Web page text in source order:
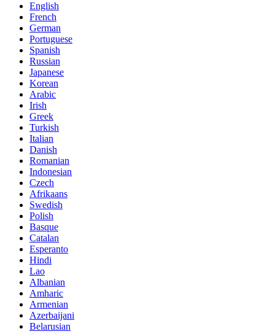
English
French
German
Portuguese
Spanish
Russian
Japanese
Korean
Arabic
Irish
Greek
Turkish
Italian
Danish
Romanian
Indonesian
Czech
Afrikaans
Swedish
Polish
Basque
Catalan
Esperanto
Hindi
Lao
Albanian
Amharic
Armenian
Azerbaijani
Belarusian